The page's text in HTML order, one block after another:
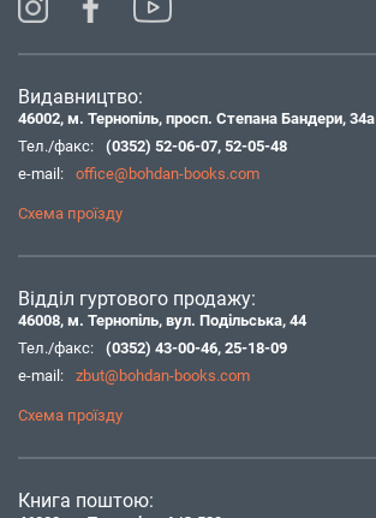
Видавництво:
46002, м. Тернопіль, просп. Степана Бандери, 34а
Тел./факс:
(0352) 52-06-07, 52-05-48
e-mail:
office@bohdan-books.com
Схема проїзду
Відділ гуртового продажу:
46008, м. Тернопіль, вул. Подільська, 44
Тел./факс:
(0352) 43-00-46, 25-18-09
e-mail:
zbut@bohdan-books.com
Схема проїзду
Книга поштою: